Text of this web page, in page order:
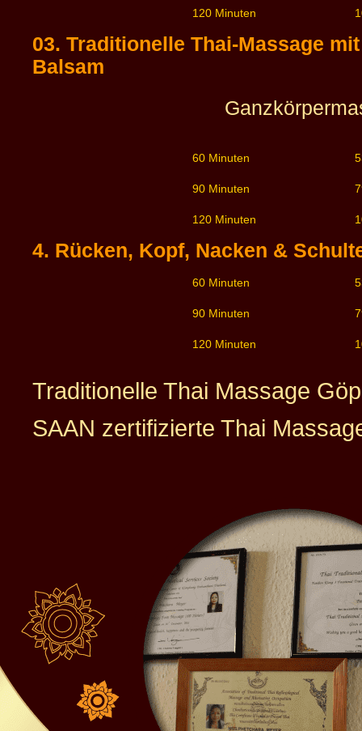
120 Minuten
03. Traditionelle Thai-Massage
Balsam
60 Minuten
90 Minuten
120 Minuten
4. Rücken, Kopf, Nacken &
60 Minuten
90 Minuten
120 Minuten
Traditionelle Thai Massage
SAAN zertifizierte Thai